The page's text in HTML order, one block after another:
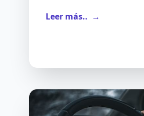
Leer más.. →